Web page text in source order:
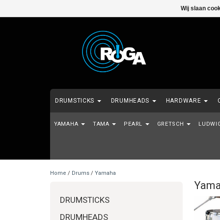
DRUMSTICKS DRUMHEADS HARDWARE
YAMAHA TAMA PEARL GRETSCH
MALLETS SHOWROOM MODELS - 2DE HANDS -
Home / Drums / Yamaha
DRUMSTICKS
DRUMHEADS
Wij slaan